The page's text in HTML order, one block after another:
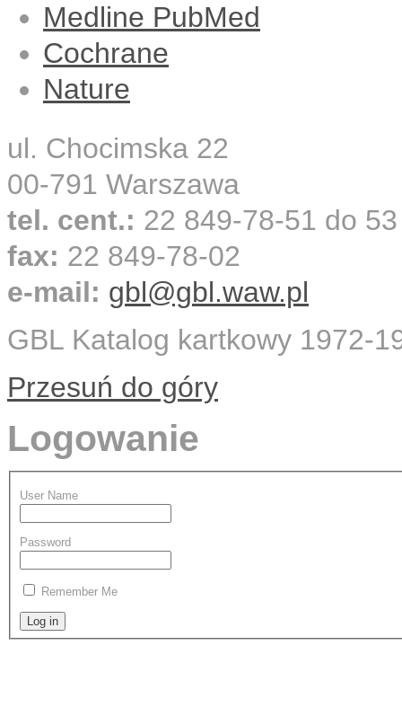
Medline PubMed
Cochrane
Nature
ul. Chocimska 22
00-791 Warszawa
tel. cent.: 22 849-78-51 do 53
fax: 22 849-78-02
e-mail: gbl@gbl.waw.pl
GBL Katalog kartkowy 1972-
Przesuń do góry
Logowanie
User Name
Password
Remember Me